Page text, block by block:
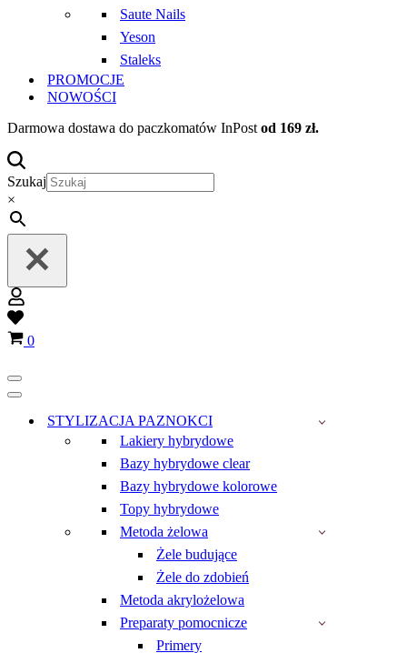
Saute Nails
Yeson
Staleks
PROMOCJE
NOWOŚCI
Darmowa dostawa do paczkomatów InPost od 169 zł.
Szukaj
×
Wish
listKoszyk
0
Menu
nawigacji
Menu
nawigacjiSTYLIZACJA PAZNOKCI
Lakiery hybrydowe
Bazy hybrydowe clear
Bazy hybrydowe kolorowe
Topy hybrydowe
Metoda żelowa
Żele budujące
Żele do zdobień
Metoda akrylożelowa
Preparaty pomocnicze
Primery